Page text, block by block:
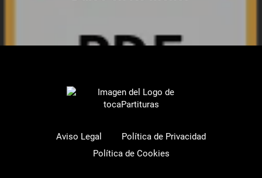
Aviso Legal
Política de Privacidad
Política de Cookies